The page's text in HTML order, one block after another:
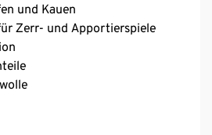
und Kauen
Zerr- und Apportierspiele
schützt Wasserressourcen.
produziert